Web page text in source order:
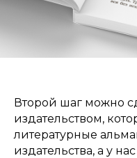
Второй шаг можно
издательством,
литературные
издательства, а у